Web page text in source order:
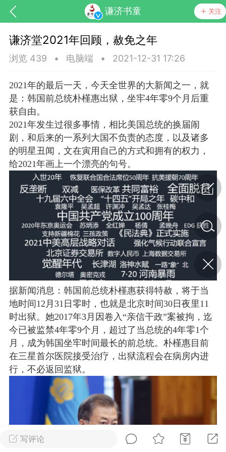
谦济书童 关注
，华夏中医人：家门口的中医人！
节气气象
·特急预警】关
节返乡期间“闪
0
问答
如何购买【理肺清瘟膏】
【养正护络膏】？
小海（HAi） 2
容平，顺时收
0
谷气行、营卫通：内经视角
下的脾胃调养要义
写评论
谦济堂2021年回顾，赦免之年
浏览 439 • 电脑端 • 2021-12-31 17:26
2021年的最后一天，今天全世界的大新闻之一，就
是：韩国前总统朴槿惠出狱，坐牢4年零9个月后重
获自由。
2021年发生过很多事情，相比美国总统的换届闹
剧，和后来的一系列大国不负责的态度，以及诸多
的明星丑闻，文在寅用自己的方式和拥有的权力，
给2021年画上一个漂亮的句号。
据新闻消息：韩国前总统朴槿惠获得特赦，将于当
地时间12月31日零时，也就是北京时间30日夜里11
时出狱。她2017年3月因卷入“亲信干政”案被拘，迄
今已被监禁4年零9个月，超过了当总统的4年零1个
月，成为韩国坐牢时间最长的前总统。朴槿惠目前
在三星首尔医院接受治疗，出狱流程会在病房内进
行，不必返回监狱。